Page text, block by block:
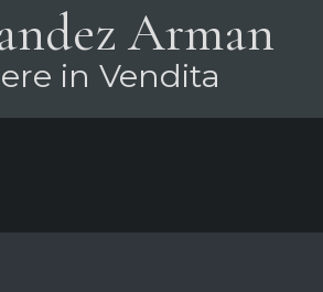
Arman
in Vendita